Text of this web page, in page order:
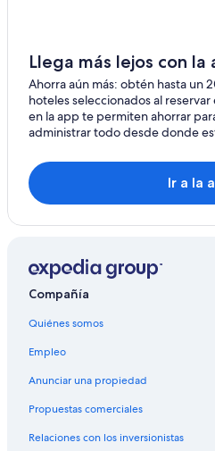
Llega más lejos con la
Ahorra aún más: obtén hasta un
hoteles seleccionados al
en la app te permiten ahorrar
administrar todo desde donde
Ir a la
Compañía
Quiénes somos
Empleo
Anunciar una propiedad
Propuestas comerciales
Relaciones con los inversionistas